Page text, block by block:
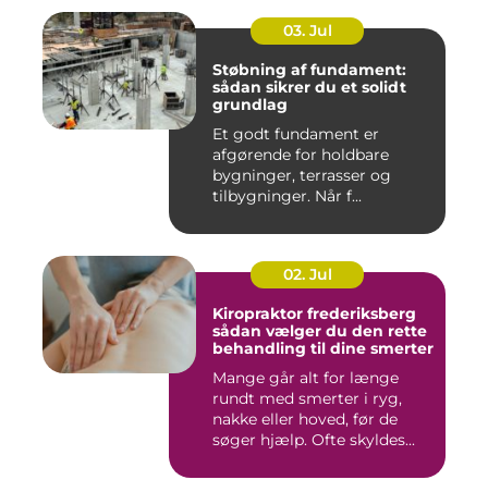
03. Jul
Støbning af fundament:
sådan sikrer du et solidt
grundlag
Et godt fundament er
afgørende for holdbare
bygninger, terrasser og
tilbygninger. Når f...
02. Jul
Kiropraktor frederiksberg
sådan vælger du den rette
behandling til dine smerter
Mange går alt for længe
rundt med smerter i ryg,
nakke eller hoved, før de
søger hjælp. Ofte skyldes...